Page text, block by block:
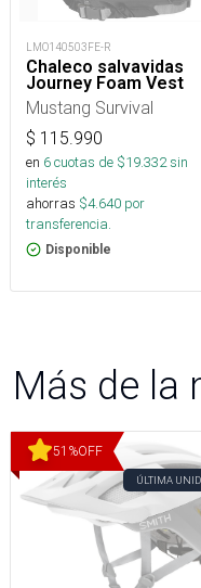
LMO140503FE-R
Chaleco salvavidas
Journey Foam Vest
Mustang Survival
$ 115.990
en 6cuotas de $19.332sin
interés
ahorras $4.640 por
transferencia.
Disponible
Más de la
51 %OFF
ÚLTIMA